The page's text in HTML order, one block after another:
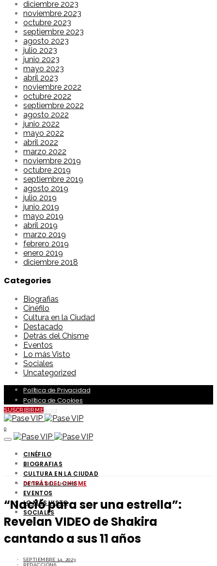
diciembre 2023
noviembre 2023
octubre 2023
septiembre 2023
agosto 2023
julio 2023
junio 2023
mayo 2023
abril 2023
noviembre 2022
octubre 2022
septiembre 2022
agosto 2022
junio 2022
mayo 2022
abril 2022
marzo 2022
noviembre 2019
octubre 2019
septiembre 2019
agosto 2019
julio 2019
junio 2019
mayo 2019
abril 2019
marzo 2019
febrero 2019
enero 2019
diciembre 2018
Categories
Biografias
Cinéfilo
Cultura en la Ciudad
Destacado
Detrás del Chisme
Eventos
Lo más Visto
Sociales
Uncategorized
Política de Privacidad
Política de Cookies
Aviso Legal
SUSCRIBIRME
0
CINÉFILO
BIOGRAFIAS
CULTURA EN LA CIUDAD
DETRÁS DEL CHISME
EVENTOS
LO MÁS VISTO
SOCIALES
DETRÁS DEL CHISME
“Nació para ser una estrella”:
Revelan VIDEO de Shakira
cantando a sus 11 años
SEPTIEMBRE 14, 2023
REDACCION6